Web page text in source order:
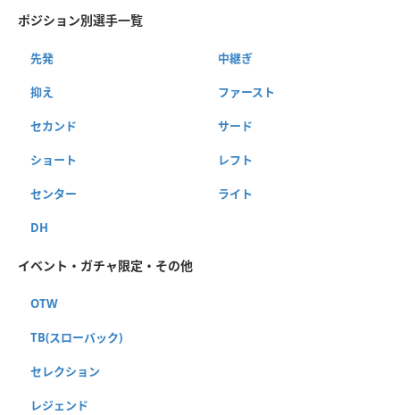
ポジション別選手一覧
先発 中継ぎ
抑え ファースト
セカンド サード
ショート レフト
センター ライト
DH
イベント・ガチャ限定・その他
OTW
TB(スローバック)
セレクション
レジェンド